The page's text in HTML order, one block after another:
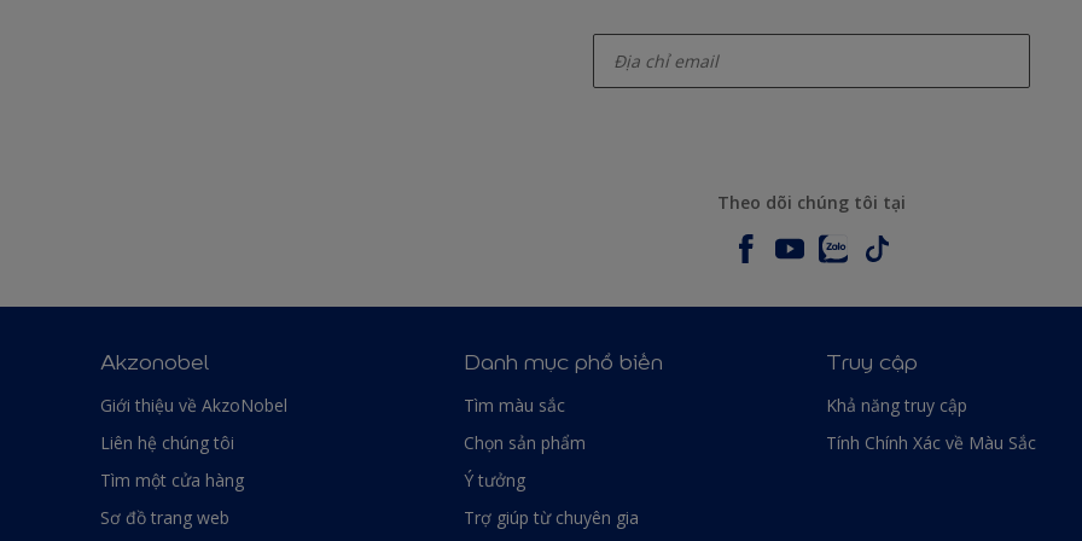
Theo dõi chúng tôi tại
Akzonobel
Giới thiệu về AkzoNobel
Liên hệ chúng tôi
Tìm một cửa hàng
Sơ đồ trang web
Danh mục phổ biến
Tìm màu sắc
Chọn sản phẩm
Ý tưởng
Trợ giúp từ chuyên gia
Truy cập
Khả năng truy cập
Tính Chính Xác về Màu Sắc